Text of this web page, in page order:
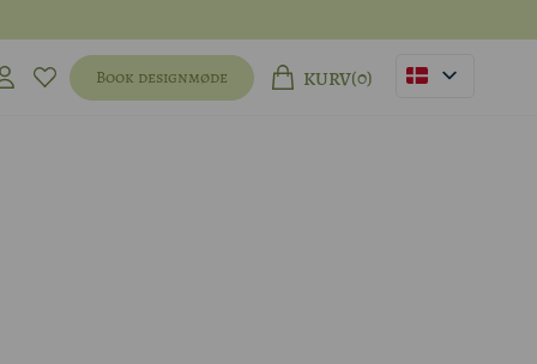
Book designmøde KURV(0)